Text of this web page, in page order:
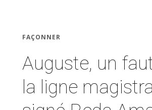
FAÇONNER
Auguste, un
la ligne